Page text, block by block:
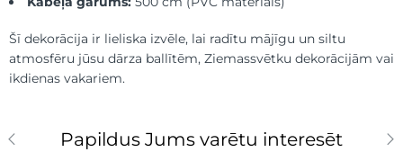
Šī dekorācija ir lieliska izvēle, lai radītu mājīgu un siltu
atmosfēru jūsu dārza ballītēm, Ziemassvētku dekorācijām vai
ikdienas vakariem.
Papildus Jums varētu interesēt